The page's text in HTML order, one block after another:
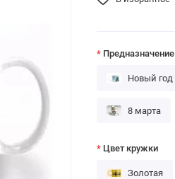
Предназначение
Новый год
8 марта
Цвет кружки
Золотая